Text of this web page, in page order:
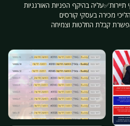
✅עליה בהיקף הפניות האורגניות
מכירה בעסקי קורסים
קבלת החלטות וצמיחה